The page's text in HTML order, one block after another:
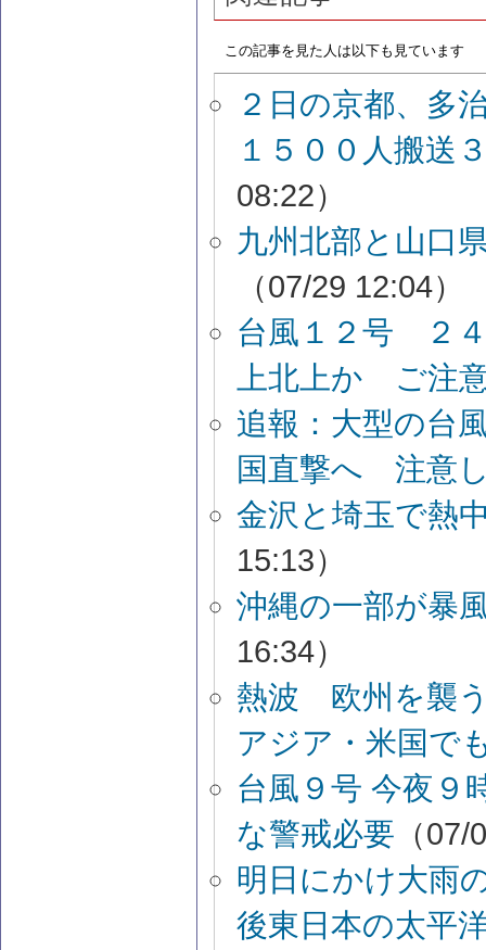
この記事を見た人は以下も見ています
２日の京都、多
１５００人搬送
08:22）
九州北部と山口
（07/29 12:04）
台風１２号 ２
上北上か ご注
追報：大型の台
国直撃へ 注意
金沢と埼玉で熱
15:13）
沖縄の一部が暴
16:34）
熱波 欧州を襲
アジア・米国で
台風９号 今夜
な警戒必要 （
明日にかけ大
後東日本の太平